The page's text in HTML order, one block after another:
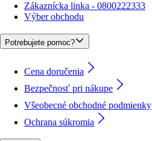
Zákaznícka linka - 0800222333
Výber obchodu
Potrebujete pomoc?
Cena doručenia
Bezpečnosť pri nákupe
Všeobecné obchodné podmienky
Ochrana súkromia